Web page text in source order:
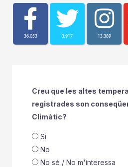
36,053 3,917 13,389
Creu que les altes
registrades son
Climàtic?
Si
No
No sé / No m'ìnteressa